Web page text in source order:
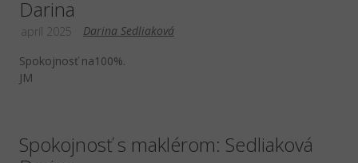
Darina
Darina Sedliaková
apríl 2025
Spokojnosť na100%.
JM
Spokojnosť s maklérom: Sedliaková